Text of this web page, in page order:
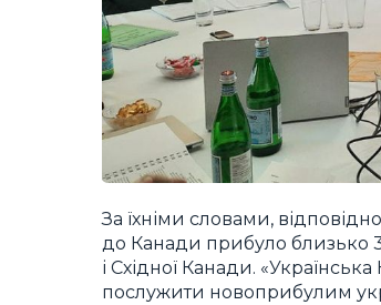
За їхніми словами,
до Канади прибуло близько
і Східної Канади.
послужити новоприбулим